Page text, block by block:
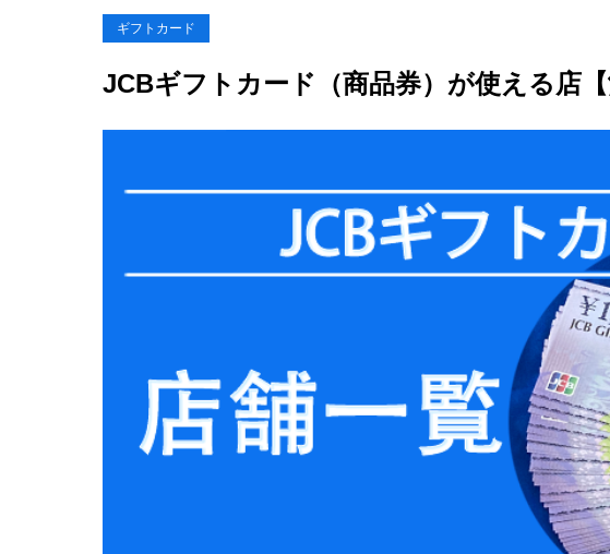
ギフトカード
JCBギフトカード（商品券）が使える店【